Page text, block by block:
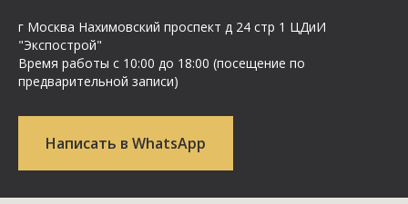
г Москва Нахимовский проспект д 24 стр 1 ЦДиИ
"Экспострой"
Время работы с 10:00 до 18:00 (посещение по
предварительной записи)
Написать в WhatsApp